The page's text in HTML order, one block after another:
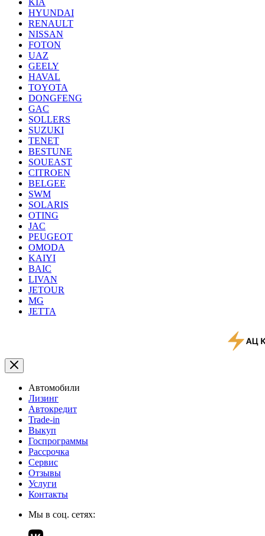
KIA
HYUNDAI
RENAULT
NISSAN
FOTON
UAZ
GEELY
HAVAL
TOYOTA
DONGFENG
GAC
SOLLERS
SUZUKI
TENET
BESTUNE
SOUEAST
CITROEN
BELGEE
SWM
SOLARIS
OTING
JAC
PEUGEOT
OMODA
KAIYI
BAIC
LIVAN
JETOUR
MG
JETTA
Автомобили
Лизинг
Автокредит
Trade-in
Выкуп
Госпрограммы
Рассрочка
Сервис
Отзывы
Услуги
Контакты
Мы в соц. сетях: